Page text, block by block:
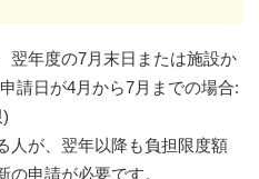
翌年度の7月末日または施設か
請日が4月から7月までの場合:
人が、翌年以降も負担限度額
申請が必要です。